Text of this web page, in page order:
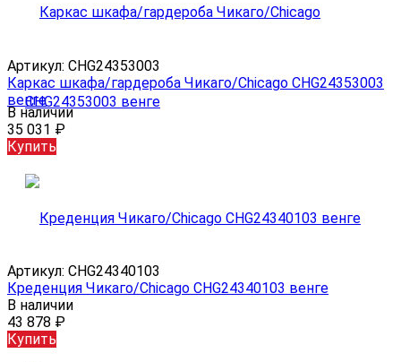
Артикул: CHG24353003
Каркас шкафа/гардероба Чикаго/Chicago CHG24353003
венге
В наличии
35 031 ₽
Купить
Артикул: CHG24340103
Креденция Чикаго/Chicago CHG24340103 венге
В наличии
43 878 ₽
Купить